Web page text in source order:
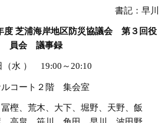
書記：早川
度 芝浦海岸地区防災協議会 第３回役
員会 議事録
水 ） 19:00～20:10
コート２階 集会室
樫、荒木、大下、堀野、天野、飯